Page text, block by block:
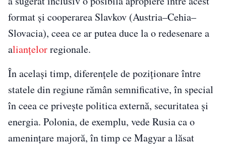
format și cooperarea Slavkov (Austria–Cehia–
Slovacia), ceea ce ar putea duce la o redesenare a
alianțelorregionale.
În același timp, diferențele de poziționare între
statele din regiune rămân semnificative, în special
în ceea ce privește politica externă, securitatea și
energia. Polonia, de exemplu, vede Rusia ca o
amenințare majoră, în timp ce Magyar a lăsat